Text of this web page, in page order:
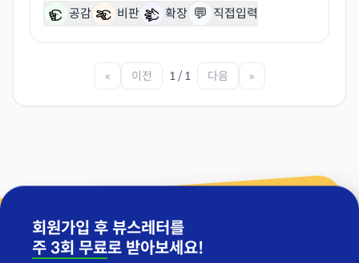
공감 비판 확장 💬 직접입력
« 이전 1 / 1 다음 »
회원가입 후 뷰스레터를
주 3회 무료로 받아보세요!